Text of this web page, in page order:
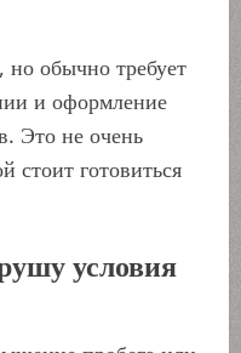
но обычно требует
и оформление
Это не очень
стоит готовиться
условия